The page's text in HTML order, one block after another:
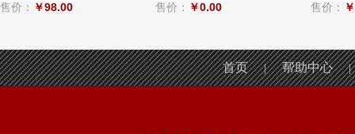
售价： ￥98.00
售价： ￥0.00
售价：
首页 | 帮助中心 |